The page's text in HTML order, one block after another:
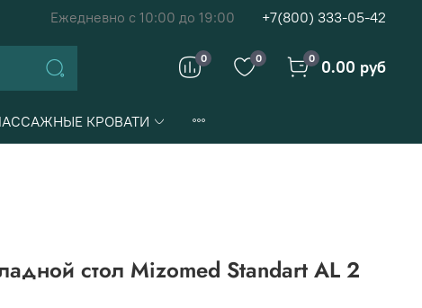
Ежедневно с 10:00 до 19:00 +7(800) 333-05-42
0 0 0 0.00 руб
КРОВАТИ
стол Mizomed Standart AL 2